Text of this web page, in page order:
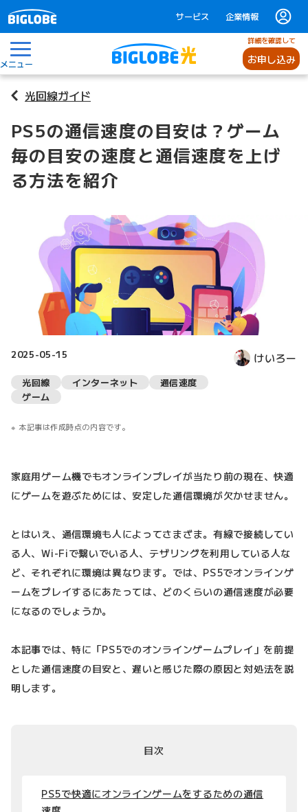
サービス 企業情報
メニュー
詳細を確認して
お申し込み
光回線ガイド
PS5の通信速度の目安は？ゲーム
毎の目安の速度と通信速度を上げ
る方法を紹介
2025-05-15 けいろー
光回線 インターネット
通信速度
ゲーム
本記事は作成時点の内容です。
家庭用ゲーム機でもオンラインプレイが当たり前の現在、快適
にゲームを遊ぶためには、安定した通信環境が欠かせません。
とはいえ、通信環境も人によってさまざま。有線で接続してい
る人、Wi-Fiで繋いでいる人、テザリングを利用している人な
ど、それぞれに環境は異なります。では、PS5でオンラインゲ
ームをプレイするにあたっては、どのくらいの通信速度が必要
になるのでしょうか。
本記事では、特に「PS5でのオンラインゲームプレイ」を前提
とした通信速度の目安と、遅いと感じた際の原因と対処法を説
明します。
目次
PS5で快適にオンラインゲームをするための通信